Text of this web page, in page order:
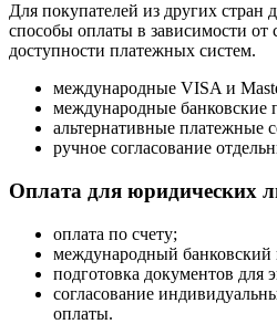
Для покупателей из других
способы оплаты в зависимости от
доступности платежных систем.
международные VISA и
международные банковские
альтернативные платежные
ручное согласование
Оплата для юридических
оплата по счету;
международный банковский
подготовка документов для
согласование
оплаты.